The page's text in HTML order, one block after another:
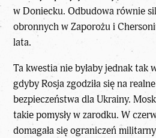
w Doniecku. Odbudowa równie
obronnych w Zaporożu i
lata.
Ta kwestia nie byłaby jednak tak
gdyby Rosja zgodziła się na
bezpieczeństwa dla Ukrainy.
takie pomysły w zarodku. W
domagała się ograniczeń